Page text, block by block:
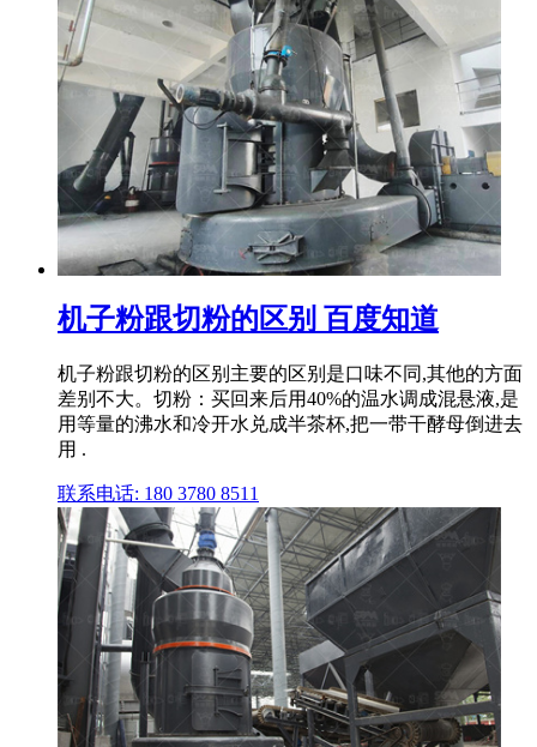
机子粉跟切粉的区别 百度知道
机子粉跟切粉的区别主要的区别是口味不同,其他的方面
差别不大。切粉：买回来后用40%的温水调成混悬液,是
用等量的沸水和冷开水兑成半茶杯,把一带干酵母倒进去
用 .
联系电话: 180 3780 8511